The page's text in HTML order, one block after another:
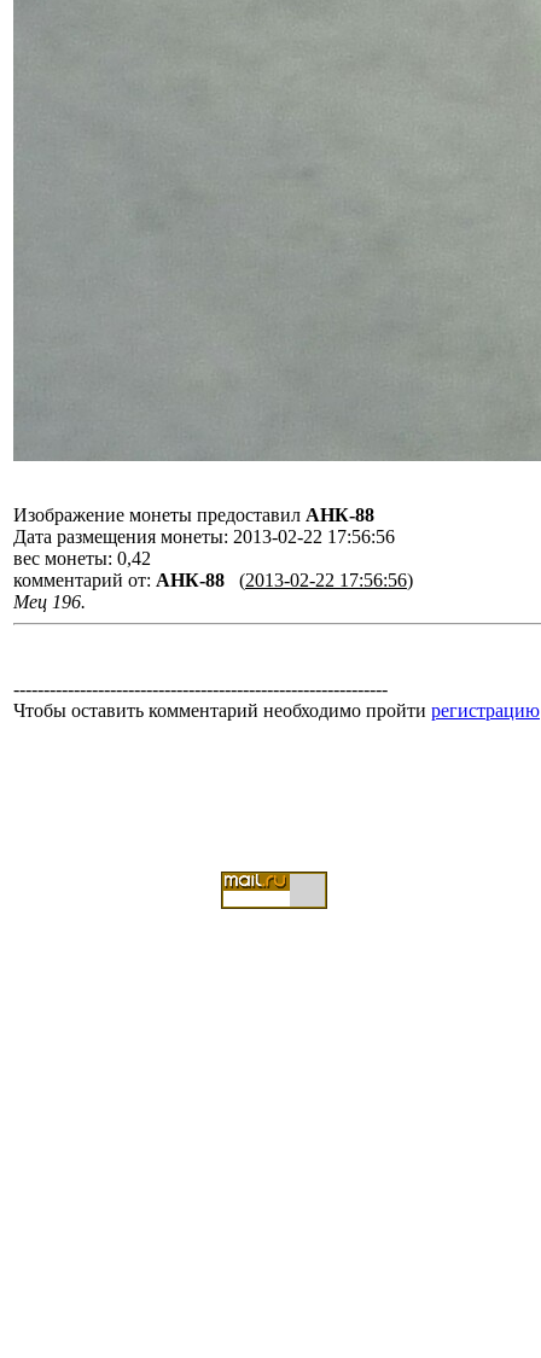
Изображение монеты предоставил АНК-88
Дата размещения монеты: 2013-02-22 17:56:56
вес монеты: 0,42
комментарий от: АНК-88 (2013-02-22 17:56:56)
Мец 196.
--------------------------------------------------------------
Чтобы оставить комментарий необходимо пройти регистрацию